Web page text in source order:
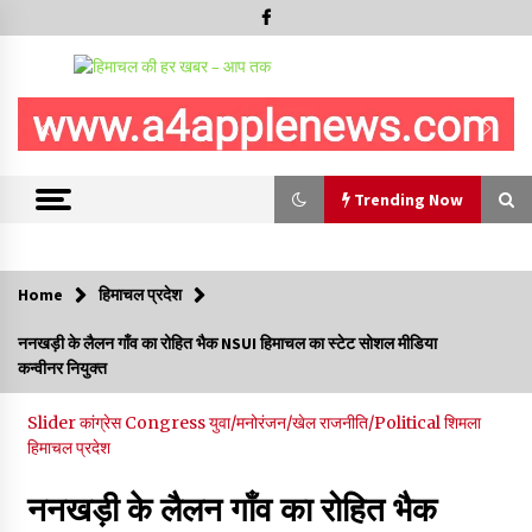
Trending Now
आपदा के दौरान मीडिया संचार एवं सूचना प्रबंधन पर शिमला में एक दिवसीय
ओरिएंटेशन कार्यशाला आयोजित
06/08/2026
Home हिमाचल प्रदेश
ननखड़ी के लैलन गाँव का रोहित भैक NSUI हिमाचल का स्टेट सोशल मीडिया
कन्वीनर नियुक्त
Sliderकांग्रेस Congressयुवा/मनोरंजन/खेलराजनीति/Politicalशिमला
हिमाचल प्रदेश
ननखड़ी के लैलन गाँव का रोहित भैक